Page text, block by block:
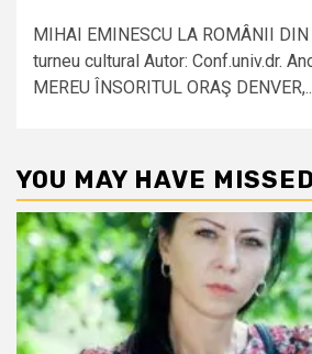
MIHAI EMINESCU LA ROMÂNII
turneu cultural Autor: Conf.univ.dr.
MEREU ÎNSORITUL ORAŞ
YOU MAY HAVE MISSED